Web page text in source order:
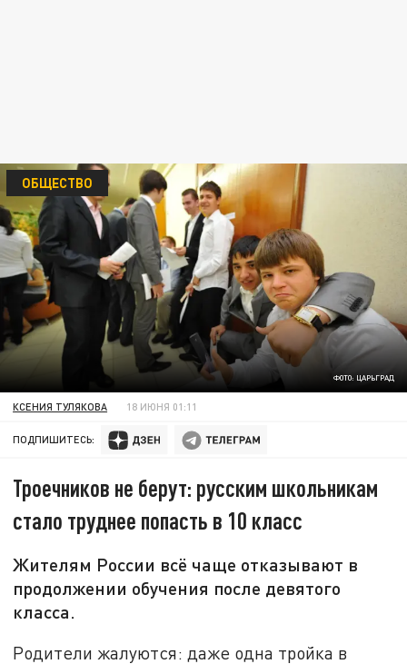
ФОТО: ЦАРЬГРАД
ОБЩЕСТВО
КСЕНИЯ ТУЛЯКОВА 18 ИЮНЯ 01:11
ПОДПИШИТЕСЬ:
Троечников не берут: русским школьникам
стало труднее попасть в 10 класс
Жителям России всё чаще отказывают в
продолжении обучения после девятого
класса.
Родители жалуются: даже одна тройка в